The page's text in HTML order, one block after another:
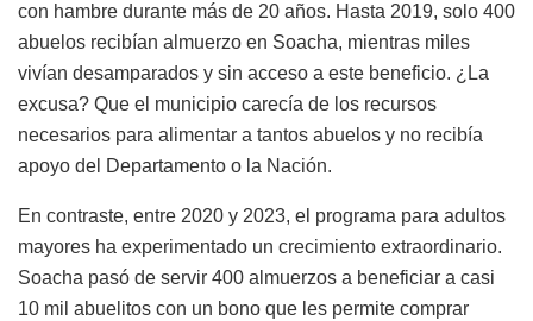
con hambre durante más de 20 años. Hasta 2019, solo 400
abuelos recibían almuerzo en Soacha, mientras miles
vivían desamparados y sin acceso a este beneficio. ¿La
excusa? Que el municipio carecía de los recursos
necesarios para alimentar a tantos abuelos y no recibía
apoyo del Departamento o la Nación.
En contraste, entre 2020 y 2023, el programa para adultos
mayores ha experimentado un crecimiento extraordinario.
Soacha pasó de servir 400 almuerzos a beneficiar a casi
10 mil abuelitos con un bono que les permite comprar